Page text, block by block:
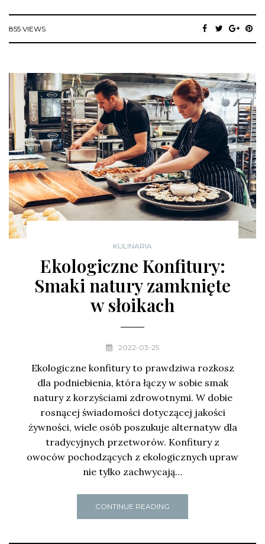
855 VIEWS
KULINARIA
Ekologiczne Konfitury:
Smaki natury zamknięte
w słoikach
2022-03-25
Ekologiczne konfitury to prawdziwa rozkosz
dla podniebienia, która łączy w sobie smak
natury z korzyściami zdrowotnymi. W dobie
rosnącej świadomości dotyczącej jakości
żywności, wiele osób poszukuje alternatyw dla
tradycyjnych przetworów. Konfitury z
owoców pochodzących z ekologicznych upraw
nie tylko zachwycają…
CONTINUE READING